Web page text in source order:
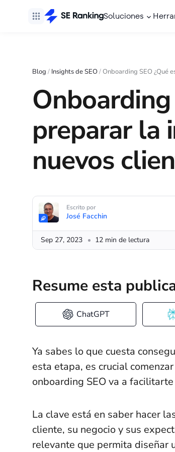
Soluciones
Blog / Insights de SEO/Onboarding SEO ¿Qué
Onboarding
preparar la
nuevos
Escrito por
José Facchin
Sep 27, 2023 12 min de lectura
Resume esta
ChatGPT
Ya sabes lo que cuesta
esta etapa, es crucial
onboarding SEO va a
La clave está en saber hacer
cliente, su negocio y sus
relevante que permita diseñar